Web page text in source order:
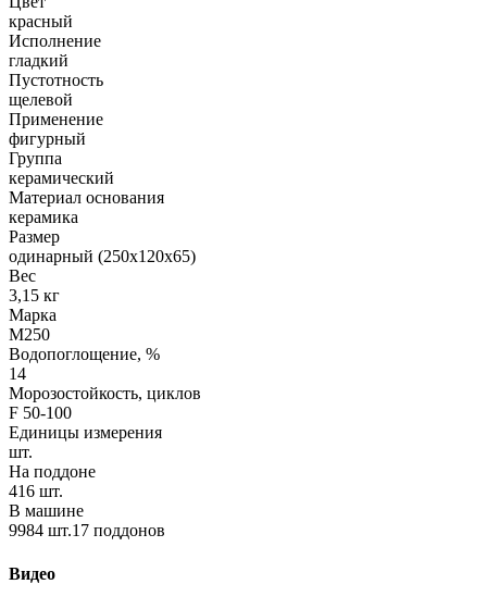
красный
Исполнение
гладкий
Пустотность
щелевой
Применение
фигурный
Группа
керамический
Материал основания
керамика
Размер
одинарный (250х120х65)
Вес
3,15 кг
Марка
М250
Водопоглощение, %
14
Морозостойкость, циклов
F 50-100
Единицы измерения
шт.
На поддоне
416 шт.
В машине
9984 шт.17 поддонов
Видео